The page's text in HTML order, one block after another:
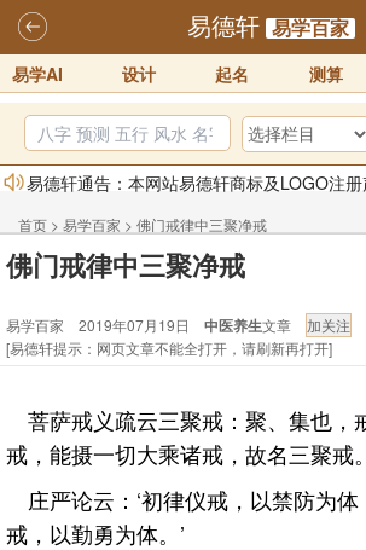
易德轩 易学百家
易学AI 设计 起名 测算
易德轩通告：本网站易德轩商标及LOGO注册
易德轩易学ai，ai批八字紫微命理相学，ai智
体验！！
2025-07-01
2025-07-01
2026年化太岁锦囊属马、鼠、牛、龙、兔、
2026丙午年铁笔居士精批年运说明
2025-
易德轩首席风水大师铁笔居士简介！！
首页 > 易学百家 > 佛门戒律中三聚净戒
佛门戒律中三聚净戒
易学百家 2019年07月19日 中医养生文章
[易德轩提示：网页文章不能全打开，请刷新再打开]
菩萨戒义疏云三聚戒：聚、集也，
戒，能摄一切大乘诸戒，故名三聚戒。
庄严论云：‘初律仪戒，以禁防为
戒，以勤勇为体。’